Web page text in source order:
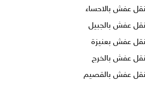
عفش بالاحساء
عفش بالجبيل
عفش بعنيزة
عفش بالخرج
عفش بالقصيم